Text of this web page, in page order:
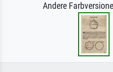
Andere